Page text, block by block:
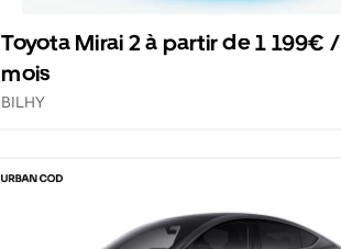
Toyota Mirai 2 à partir de 1 199€ /
mois
BILHY